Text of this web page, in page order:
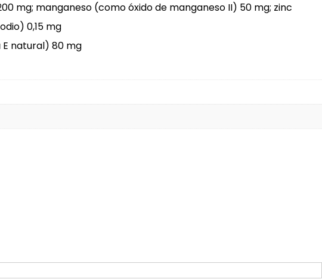
mg; manganeso (como óxido de manganeso II) 50 mg; zinc
0,15 mg
natural) 80 mg